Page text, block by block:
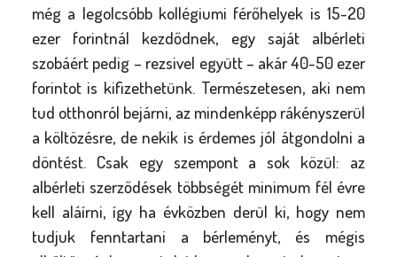
még a legolcsóbb kollégiumi férőhelyek is 15-20
ezer forintnál kezdődnek, egy saját albérleti
szobáért pedig – rezsivel együtt – akár 40-50 ezer
forintot is kifizethetünk. Természetesen, aki nem
tud otthonról bejárni, az mindenképp rákényszerül
a költözésre, de nekik is érdemes jól átgondolni a
döntést. Csak egy szempont a sok közül: az
albérleti szerződések többségét minimum fél évre
kell aláírni, így ha évközben derül ki, hogy nem
tudjuk fenntartani a bérleményt, és mégis